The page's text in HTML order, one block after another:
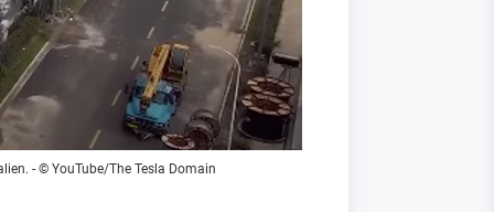
- © YouTube/The Tesla Domain